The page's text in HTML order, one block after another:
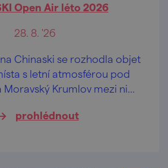
Open Air léto 2026
28. 8. '26
Chinaski se rozhodla objet
s letní atmosférou pod
Krumlov mezi nimi
prohlédnout